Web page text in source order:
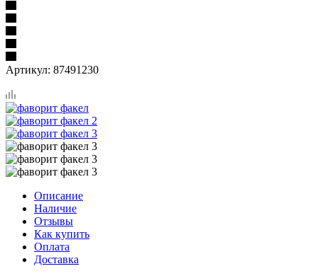
Артикул: 87491230
Описание
Наличие
Отзывы
Как купить
Оплата
Доставка